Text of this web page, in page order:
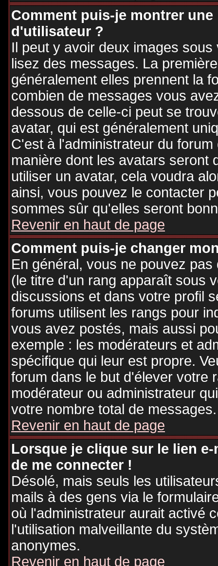
Comment puis-je montrer
d'utilisateur ?
Il peut y avoir deux images
lisez des messages. La
généralement elles prennent la
combien de messages vous
dessous de celle-ci peut se
avatar, qui est généralement
C'est à l'administrateur du
manière dont les avatars seront
utiliser un avatar, cela voudra
ainsi, vous pouvez le contacter
sommes sûr qu'elles seront
Revenir en haut de page
Comment puis-je changer
En général, vous ne pouvez
(le titre d'un rang apparaît sous
discussions et dans votre profil
forums utilisent les rangs pour
vous avez postés, mais aussi
exemple : les modérateurs et
spécifique qui leur est propre.
forum dans le but d'élever votre
modérateur ou administrateur
votre nombre total de messages.
Revenir en haut de page
Lorsque je clique sur le lien
de me connecter !
Désolé, mais seuls les
mails à des gens via le
où l'administrateur aurait activé
l'utilisation malveillante du
anonymes.
Revenir en haut de page